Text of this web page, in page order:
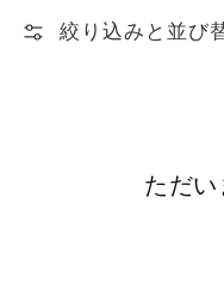
絞り込みと並び
ただい